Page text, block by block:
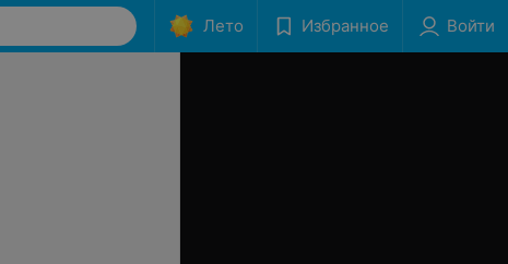
Лето Избранное Войти